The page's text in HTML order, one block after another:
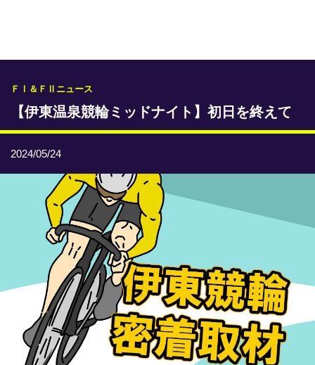
レース情報
本日のおすすめレース
トリマクリオリジナル予想
トリマクリコラム
お知らせ
番記者とくダネ！
選手ランキング
競輪場ガイド
記者紹介
ＦⅠ＆ＦⅡニュース
【伊東温泉競輪ミッドナイト】初日を終えて
2024/05/24